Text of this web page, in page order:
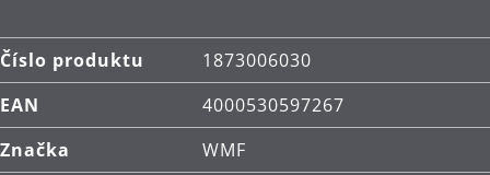
Číslo produktu
1873006030
EAN
4000530597267
Značka
WMF